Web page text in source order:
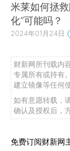
米莱如何拯
化”可能吗？
2024年01月24日
财新网所刊载内
专属所有或持有
建立镜像等任何
如有意愿转载，
确认及授权后，
免费订阅财新网